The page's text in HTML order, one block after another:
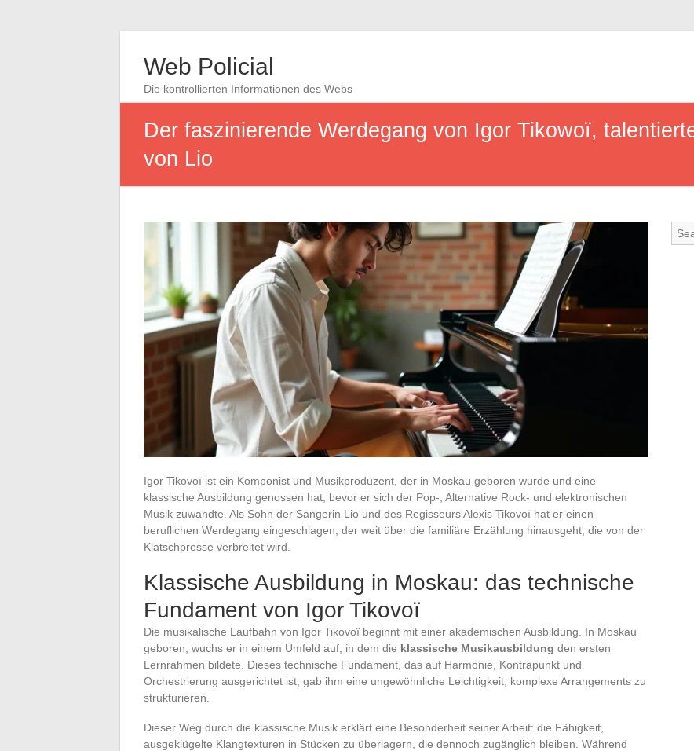
Web Policial
Die kontrollierten Informationen des Webs
Der faszinierende Werdegang von Igor Tikowoï,
von Lio
Igor Tikovoï ist ein Komponist und Musikproduzent, der in Moskau geboren wurde und eine
klassische Ausbildung genossen hat, bevor er sich der Pop-, Alternative Rock- und elektronischen
Musik zuwandte. Als Sohn der Sängerin Lio und des Regisseurs Alexis Tikovoï hat er einen
beruflichen Werdegang eingeschlagen, der weit über die familiäre Erzählung hinausgeht, die von der
Klatschpresse verbreitet wird.
Klassische Ausbildung in Moskau: das technische
Fundament von Igor Tikovoï
Die musikalische Laufbahn von Igor Tikovoï beginnt mit einer akademischen Ausbildung. In Moskau
geboren, wuchs er in einem Umfeld auf, in dem die klassische Musikausbildung den ersten
Lernrahmen bildete. Dieses technische Fundament, das auf Harmonie, Kontrapunkt und
Orchestrierung ausgerichtet ist, gab ihm eine ungewöhnliche Leichtigkeit, komplexe Arrangements zu
strukturieren.
Dieser Weg durch die klassische Musik erklärt eine Besonderheit seiner Arbeit: die Fähigkeit,
ausgeklügelte Klangtexturen in Stücken zu überlagern, die dennoch zugänglich bleiben. Während